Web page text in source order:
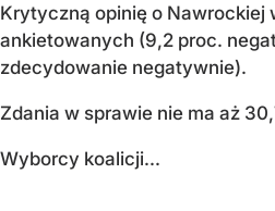
Krytyczną opinię o Nawrockiej
ankietowanych (9,2 proc.
zdecydowanie negatywnie).
Zdania w sprawie nie ma aż
Wyborcy koalicji...